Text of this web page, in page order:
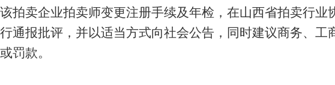
拍卖企业拍卖师变更注册手续及年检，在山西省拍卖行业
通报批评，并以适当方式向社会公告，同时建议商务、工
罚款。